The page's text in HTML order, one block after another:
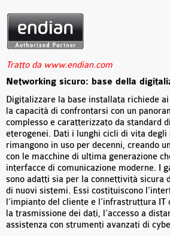
Tratto da www.endian.com
Networking sicuro: base della
Digitalizzare la base installata richiede
la capacità di confrontarsi con un
complesso e caratterizzato da standard
eterogenei. Dati i lunghi cicli di vita
rimangono in uso per decenni, creando
con le macchine di ultima generazione
interfacce di comunicazione moderne. I
sono adatti sia per la connettività sicura
di nuovi sistemi. Essi costituiscono
l’impianto del cliente e l’infrastruttura
la trasmissione dei dati, l’accesso a
assistenza con strumenti avanzati di